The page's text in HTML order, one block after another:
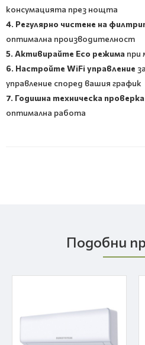
консумацията през нощта
4. Регулярно чистене на
оптимална производителност
5. Активирайте Eco режима при
6. Настройте WiFi управление
управление според вашия график
7. Годишна техническа проверка
оптимална работа
Подобни